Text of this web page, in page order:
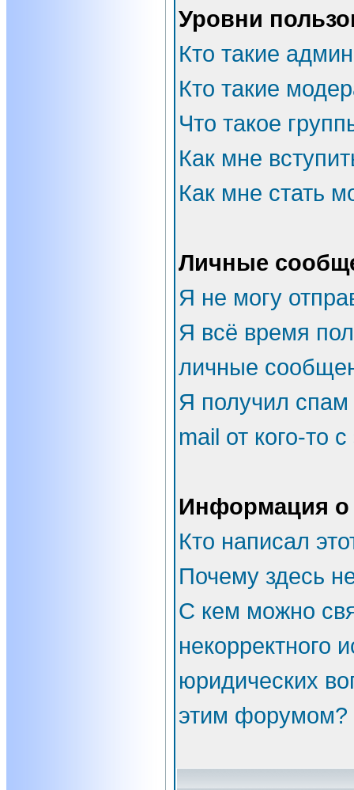
Уровни
Кто такие
Кто такие
Что такое
Как мне
Как мне стать
Личные
Я не могу
Я всё время
личные
Я получил
mail от кого-то
Информация о
Кто написал
Почему здесь
С кем можно
некорректного
юридических
этим форумом?